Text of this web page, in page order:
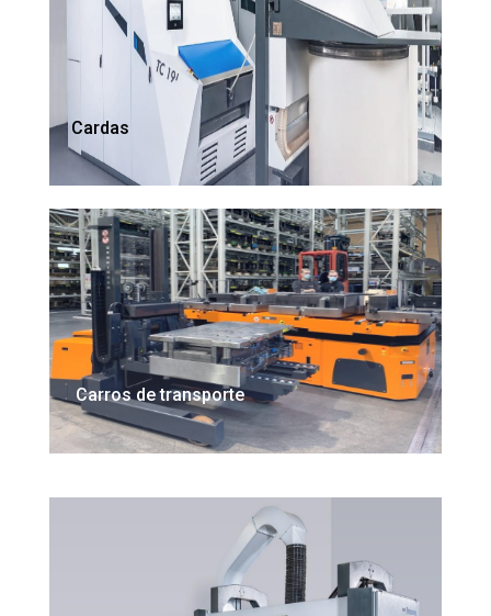
Cardas
Carros de transporte